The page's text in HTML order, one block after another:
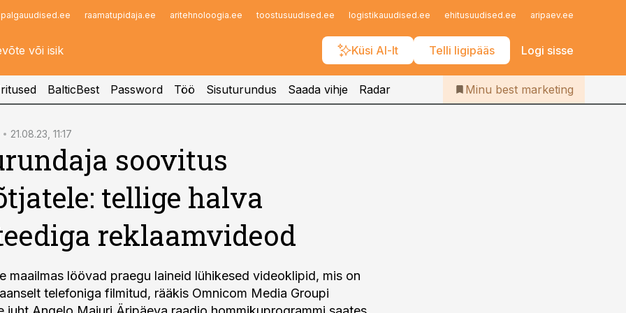
palgauudised.ee raamatupidaja.ee aritehnoloogia.ee toostusuudised.ee logistikauudised.ee ehitusuudised.ee aripaev.ee
Küsi AI-lt Telli ligipääs Logi sisse
Infopank
Iseteenindus
Telli Bestmarketing
BalticBest Password Töö Sisuturundus Saada vihje Radar Minu best marketing
21.08.23, 11:17
soovitus
tellige halva
reklaamvideod
maailmas löövad praegu laineid lühikesed videoklipid, mis on
telefoniga filmitud, rääkis Omnicom Media Groupi